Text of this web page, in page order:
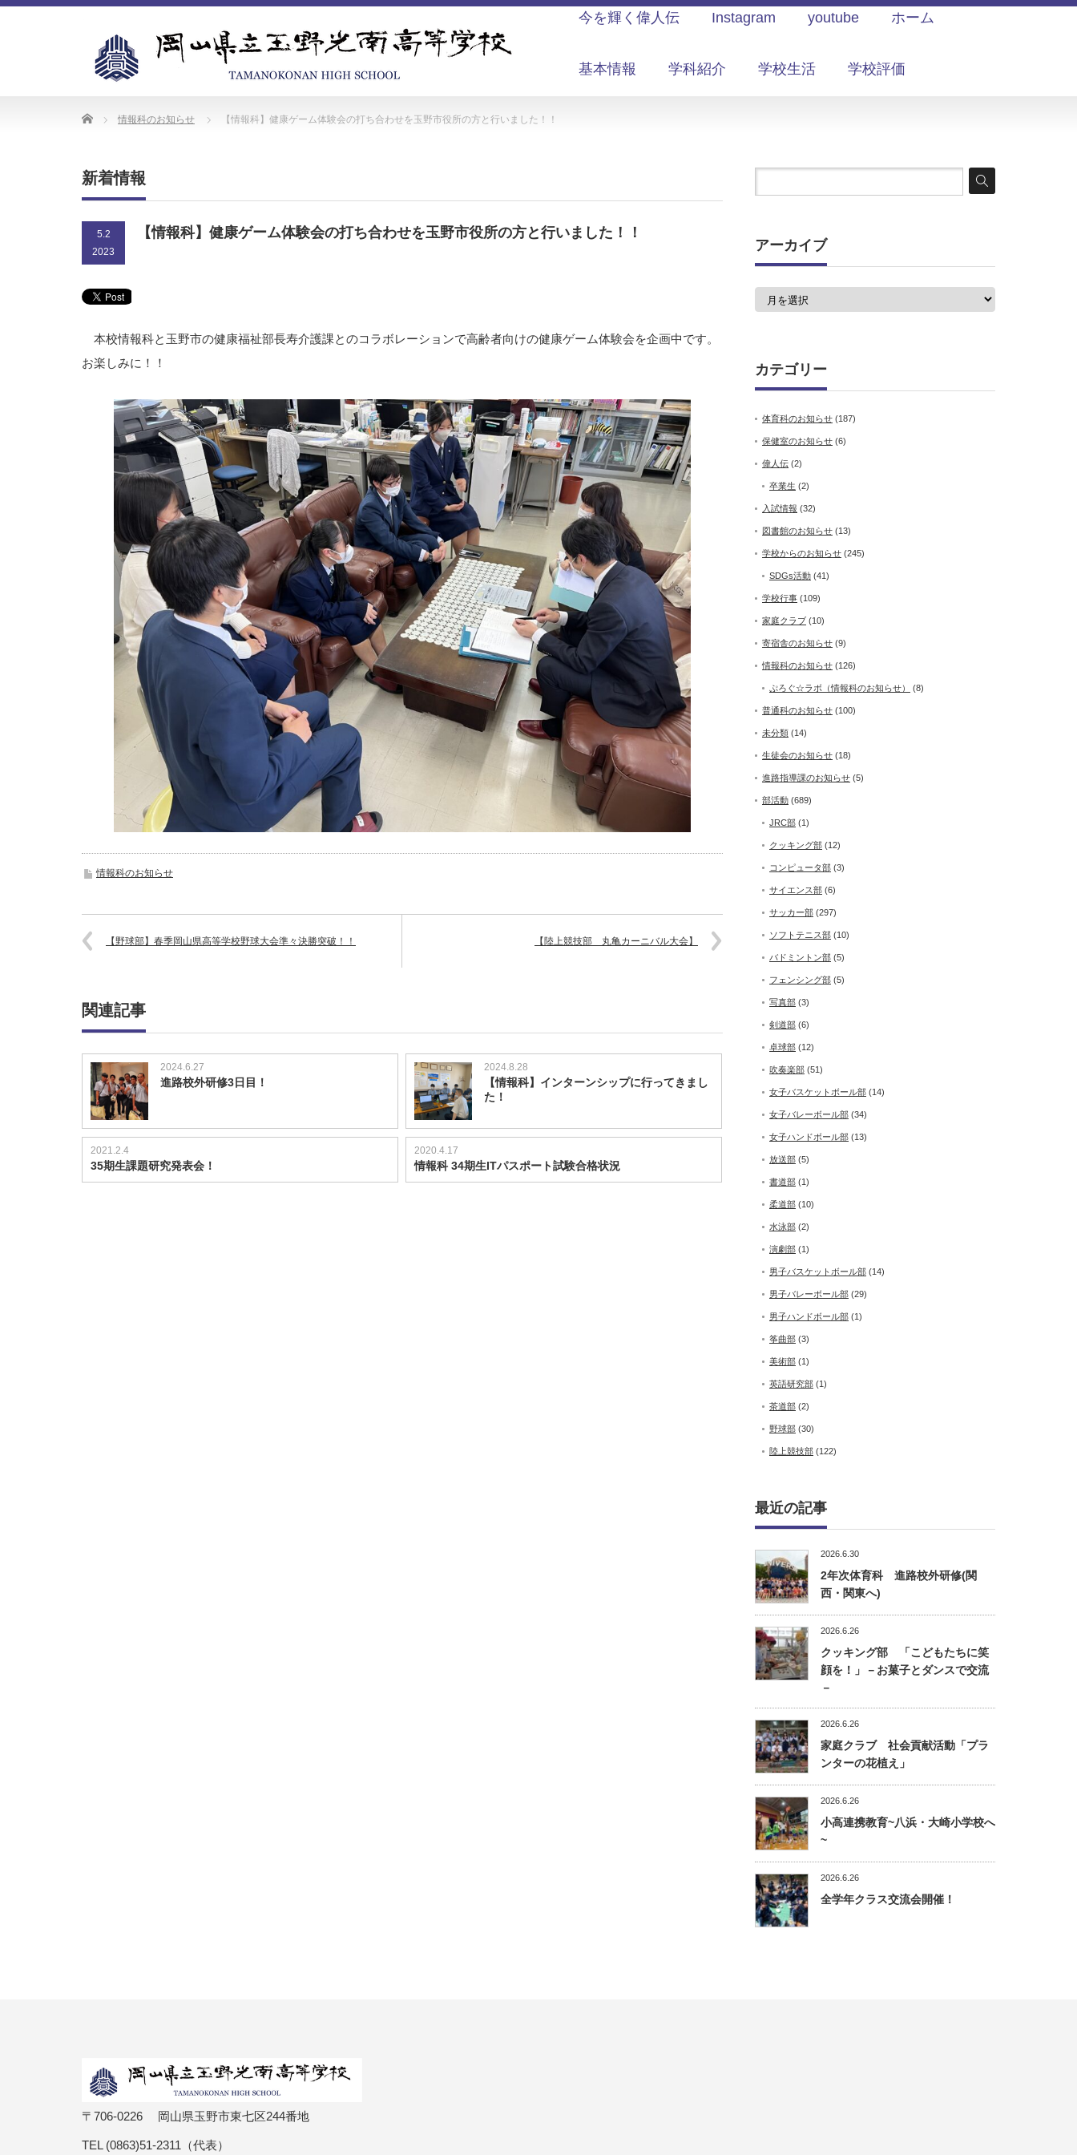
今を輝く偉人伝 Instagram youtube ホーム
基本情報 学科紹介 学校生活 学校評価
Home 情報科のお知らせ 【情報科】健康ゲーム体験会の打ち合わせを玉野市役所の方と行いました！！
新着情報
5.2
2023
【情報科】健康ゲーム体験会の打ち合わせを玉野市役所の方と行いました！！
本校情報科と玉野市の健康福祉部長寿介護課とのコラボレーションで高齢者向けの健康ゲーム体験会を企画中です。
お楽しみに！！
情報科のお知らせ
【野球部】春季岡山県高等学校野球大会準々決勝突破！！ 【陸上競技部 丸亀カーニバル大会】
関連記事
2024.6.27
進路校外研修3日目！
2024.8.28
【情報科】インターンシップに行ってきまし
た！
2021.2.4
35期生課題研究発表会！
2020.4.17
情報科 34期生ITパスポート試験合格状況
アーカイブ
ア
カテゴリー
体育科のお知らせ (187)
保健室のお知らせ (6)
偉人伝 (2)
卒業生 (2)
入試情報 (32)
図書館のお知らせ (13)
学校からのお知らせ (245)
SDGs活動 (41)
学校行事 (109)
家庭クラブ (10)
寄宿舎のお知らせ (9)
情報科のお知らせ (126)
ぷろぐ☆ラボ（情報科のお知らせ） (8)
普通科のお知らせ (100)
未分類 (14)
生徒会のお知らせ (18)
進路指導課のお知らせ (5)
部活動 (689)
JRC部 (1)
クッキング部 (12)
コンピュータ部 (3)
サイエンス部 (6)
サッカー部 (297)
ソフトテニス部 (10)
バドミントン部 (5)
フェンシング部 (5)
写真部 (3)
剣道部 (6)
卓球部 (12)
吹奏楽部 (51)
女子バスケットボール部 (14)
女子バレーボール部 (34)
女子ハンドボール部 (13)
放送部 (5)
書道部 (1)
柔道部 (10)
水泳部 (2)
演劇部 (1)
男子バスケットボール部 (14)
男子バレーボール部 (29)
男子ハンドボール部 (1)
筝曲部 (3)
美術部 (1)
英語研究部 (1)
茶道部 (2)
野球部 (30)
陸上競技部 (122)
最近の記事
2026.6.30
2年次体育科 進路校外研修(関
西・関東へ)
2026.6.26
クッキング部 「こどもたちに笑
顔を！」－お菓子とダンスで交流
－
2026.6.26
家庭クラブ 社会貢献活動「プラ
ンターの花植え」
2026.6.26
小高連携教育~八浜・大崎小学校へ
~
2026.6.26
全学年クラス交流会開催！
〒706-0226 岡山県玉野市東七区244番地
TEL (0863)51-2311（代表）